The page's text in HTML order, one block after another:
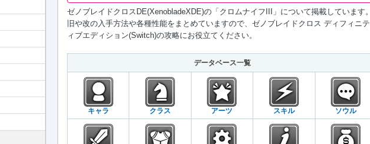
ゼノブレイドクロスDE(XenobladeXDE)の「クロムナイフIII」について掲載しています。
旧や改の入手方法や各種性能をまとめていますので、ゼノブレイドクロス ディフィニテ
ィブエディション(Switch)の攻略にお役立てください。
データベース一覧
キャラ クラス アーツ スキル ソウル